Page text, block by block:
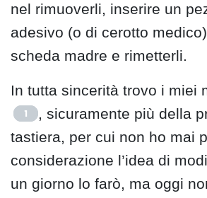
nel rimuoverli, inserire un
adesivo (o di cerotto
scheda madre e rimetterli.
In tutta sincerità trovo i miei
1
, sicuramente più della
tastiera, per cui non ho mai
considerazione l’idea di
un giorno lo farò, ma oggi